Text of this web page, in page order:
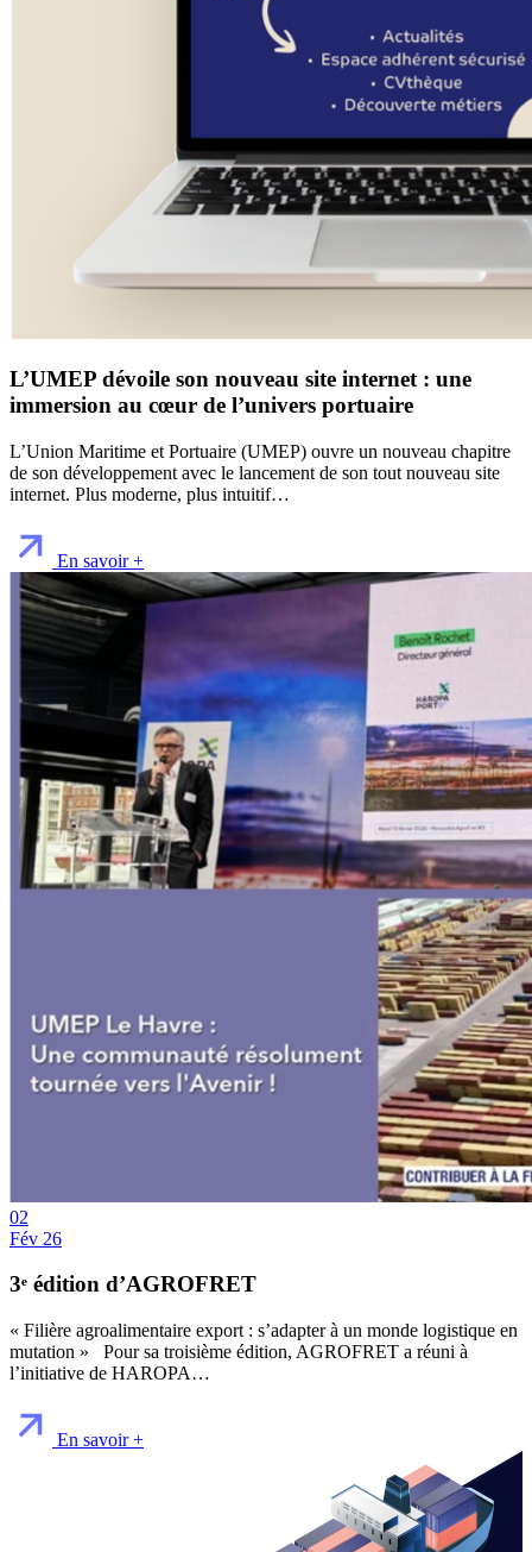
L’UMEP dévoile son nouveau site internet : une
immersion au cœur de l’univers portuaire
L’Union Maritime et Portuaire (UMEP) ouvre un nouveau chapitre
de son développement avec le lancement de son tout nouveau site
internet. Plus moderne, plus intuitif…
En savoir +
02
Fév 26
3ᵉ édition d’AGROFRET
« Filière agroalimentaire export : s’adapter à un monde logistique en
mutation » Pour sa troisième édition, AGROFRET a réuni à
l’initiative de HAROPA…
En savoir +